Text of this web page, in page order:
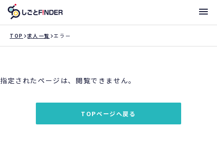
メニ
トライアローへ登録
支店一覧
TOP 求人一覧 エラー
指定されたページは、閲覧できません。
TOPページへ戻る